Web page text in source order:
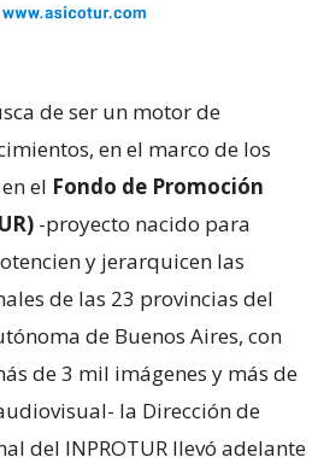
de ser un motor de
en el marco de los
el Fondo de Promoción
-proyecto nacido para
y jerarquicen las
de las 23 provincias del
de Buenos Aires, con
de 3 mil imágenes y más de
la Dirección de
del INPROTUR llevó adelante